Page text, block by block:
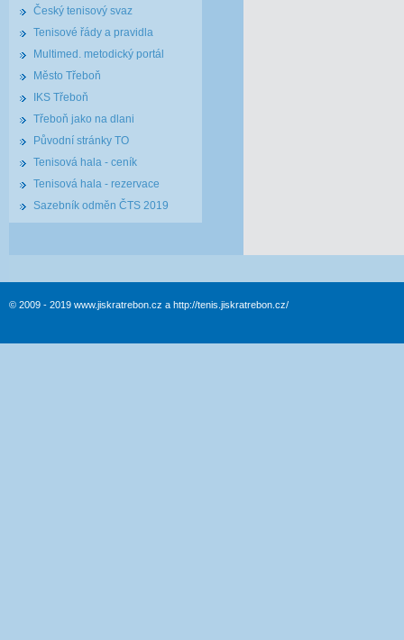
Český tenisový svaz
Tenisové řády a pravidla
Multimed. metodický portál
Město Třeboň
IKS Třeboň
Třeboň jako na dlani
Původní stránky TO
Tenisová hala - ceník
Tenisová hala - rezervace
Sazebník odměn ČTS 2019
© 2009 - 2019 www.jiskratrebon.cz a http://tenis.jiskratrebon.cz/